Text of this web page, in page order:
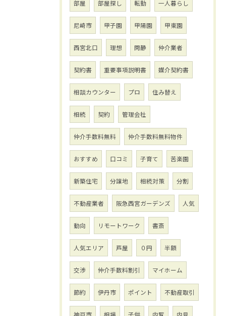
部屋 部屋探し 転勤 一人暮らし
尼崎市 甲子園 甲陽園 甲東園
西宮北口 理想 閑静 仲介業者
契約書 重要事項説明書 媒介契約書
相談カウンター プロ 住み替え
相続 契約 管理会社
仲介手数料無料 仲介手数料無料物件
おすすめ 口コミ 子育て 苦楽園
新築住宅 分譲地 相続対策 分割
不動産業者 阪急西宮ガーデンズ 人気
動向 リモートワーク 書斎
人気エリア 芦屋 ０円 半額
交渉 仲介手数料割引 マイホーム
節約 伊丹市 ポイント 不動産取引